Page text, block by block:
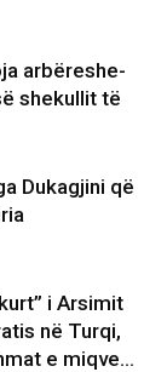
arbëreshe-
shekullit të
Dukagjini që
i Arsimit
në Turqi,
e miqve…